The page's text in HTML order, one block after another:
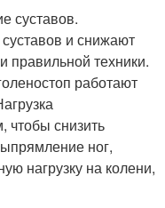
суставов.
и снижают
правильной техники.
работают
чтобы снизить
ног,
нагрузку на колени,